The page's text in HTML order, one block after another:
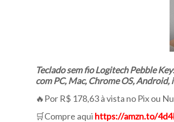
Teclado sem fio Logitech Pebble
com PC, Mac, Chrome OS, Android,
🔥Por R$ 178,63 à vista no Pix ou
🛒Compre aqui https://amzn.to/